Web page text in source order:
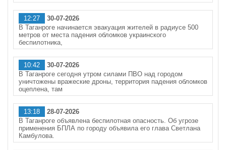
12:27
30-07-2026
В Таганроге начинается эвакуация жителей в радиусе 500
метров от места падения обломков украинского
беспилотника,
10:42
30-07-2026
В Таганроге сегодня утром силами ПВО над городом
уничтожены вражеские дроны, территория падения обломков
оцеплена, там
13:18
28-07-2026
В Таганроге объявлена беспилотная опасность. Об угрозе
применения БПЛА по городу объявила его глава Светлана
Камбулова.